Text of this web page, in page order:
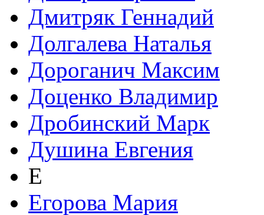
Дмитряк Геннадий
Долгалева Наталья
Дороганич Максим
Доценко Владимир
Дробинский Марк
Душина Евгения
Е
Егорова Мария